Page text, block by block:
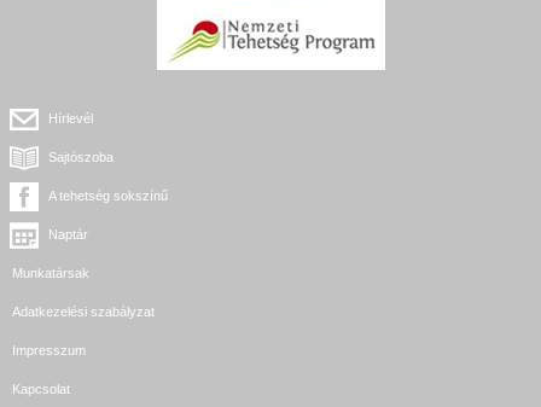
Hírlevél
Sajtószoba
A tehetség sokszínű
Naptár
Munkatársak
Adatkezelési szabályzat
Impresszum
Kapcsolat